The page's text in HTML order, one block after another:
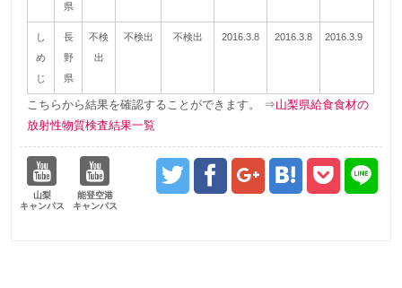
県
し
め
じ
長
野
県
不検
出
不検出 不検出 2016.3.8 2016.3.8 2016.3.9
こちらから結果を確認することができます。 ⇒山梨県給食食材の
放射性物質検査結果一覧
山梨
キャンパス
能登空港
キャンパス